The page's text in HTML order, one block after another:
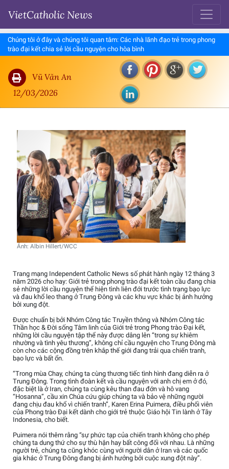
VietCatholic News
Chúng tôi ở đây và chúng tôi quan tâm: Các nhà lãnh đạo trẻ trong phong
trào đại kết chia sẻ lời cầu nguyện cho hòa bình
Vũ Văn An
12/03/2026
Ảnh: Albin Hillert/WCC
Trang mạng Independent Catholic News số phát hành ngày 12 tháng 3
năm 2026 cho hay: Giới trẻ trong phong trào đại kết toàn cầu đang chia
sẻ những lời cầu nguyện thể hiện tình liên đới trước tình trạng bạo lực
và đau khổ leo thang ở Trung Đông và các khu vực khác bị ảnh hưởng
bởi xung đột.
Được chuẩn bị bởi Nhóm Công tác Truyền thông và Nhóm Công tác
Thần học & Đời sống Tâm linh của Giới trẻ trong Phong trào Đại kết,
những lời cầu nguyện tập thể này được dâng lên “trong sự khiêm
nhường và tình yêu thương”, không chỉ cầu nguyện cho Trung Đông mà
còn cho các cộng đồng trên khắp thế giới đang trải qua chiến tranh,
bạo lực và bất ổn.
“Trong mùa Chay, chúng ta cùng thương tiếc tình hình đang diễn ra ở
Trung Đông. Trong tình đoàn kết và cầu nguyện với anh chị em ở đó,
đặc biệt là ở Iran, chúng ta cùng kêu than đau đớn và hô vang
“Hosanna”, cầu xin Chúa cứu giúp chúng ta và bảo vệ những người
đang chịu đau khổ vì chiến tranh”, Karen Erina Puimera, điều phối viên
của Phong trào Đại kết dành cho giới trẻ thuộc Giáo hội Tin lành ở Tây
Indonesia, cho biết.
Puimera nói thêm rằng “sự phức tạp của chiến tranh không cho phép
chúng ta dung thứ cho sự thù hận hay bất công đối với nhau. Là những
người trẻ, chúng ta cũng khóc cùng với người dân ở Iran và các quốc
gia khác ở Trung Đông đang bị ảnh hưởng bởi cuộc xung đột này”.